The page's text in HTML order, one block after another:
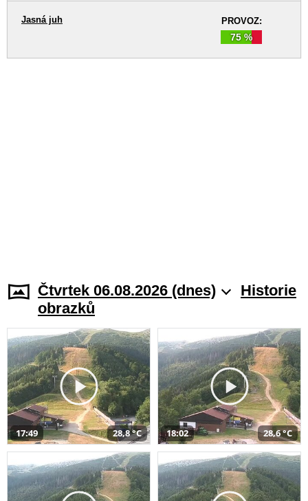
PROVOZ:
75 %
Jasná juh
Čtvrtek 06.08.2026 (dnes)
Historie
obrazků
17:49 28,8 °C 18:02 28,6 °C